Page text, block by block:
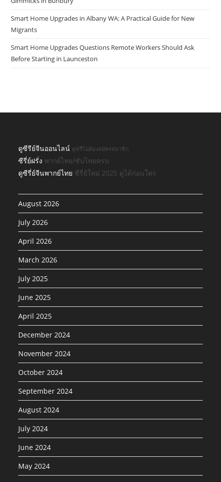
Smart Home Upgrades in Albany WA: A Practical Guide for New
Migrants
Smart Home Upgrades Questions Remote Workers Should Ask
Before Starting in Launceston
ดูซีรีย์จีนออนไลน์ ดูฟรีไม่ต้องสมัครสมาชิก
ซีรี่ย์ฝรั่ง พากย์ไทย/ซับไทยครบ
ดูซีรี่ย์จีนพากย์ไทย ซีรี่ย์ใหม่ 2025 ดูได้ก่อนใคร
August 2026
July 2026
April 2026
March 2026
July 2025
June 2025
April 2025
December 2024
November 2024
October 2024
September 2024
August 2024
July 2024
June 2024
May 2024